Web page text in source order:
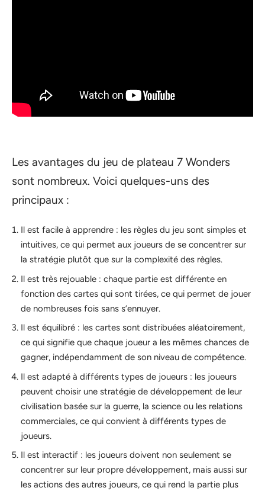
Les avantages du jeu de plateau 7 Wonders
sont nombreux. Voici quelques-uns des
principaux :
Il est facile à apprendre : les règles du jeu sont simples et
intuitives, ce qui permet aux joueurs de se concentrer sur
la stratégie plutôt que sur la complexité des règles.
Il est très rejouable : chaque partie est différente en
fonction des cartes qui sont tirées, ce qui permet de jouer
de nombreuses fois sans s’ennuyer.
Il est équilibré : les cartes sont distribuées aléatoirement,
ce qui signifie que chaque joueur a les mêmes chances de
gagner, indépendamment de son niveau de compétence.
Il est adapté à différents types de joueurs : les joueurs
peuvent choisir une stratégie de développement de leur
civilisation basée sur la guerre, la science ou les relations
commerciales, ce qui convient à différents types de
joueurs.
Il est interactif : les joueurs doivent non seulement se
concentrer sur leur propre développement, mais aussi sur
les actions des autres joueurs, ce qui rend la partie plus